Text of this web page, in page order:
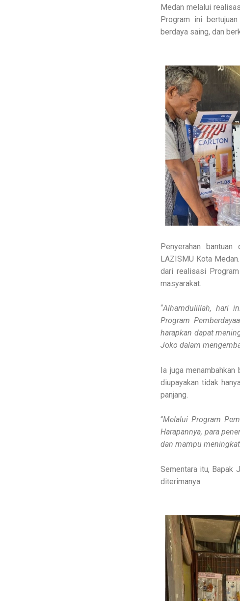
Medan melalui
Program ini
berdaya saing, dan
Penyerahan
LAZISMU Kota
dari realisasi
masyarakat.
“Alhamdulillah, hari
Program
harapkan dapat
Joko dalam
Ia juga
diupayakan tidak
panjang.
“Melalui Program
Harapannya, para
dan mampu
Sementara itu, Bapak
diterimanya